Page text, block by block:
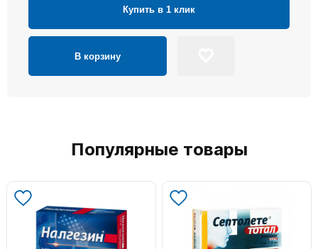
Купить в 1 клик
В корзину
Популярные товары